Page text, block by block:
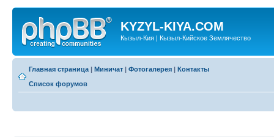
KYZYL-KIYA.COM
Кызыл-Кия | Кызыл-Кийское Землячество
Главная страница | Миничат | Фотогалерея | Контакты
Список форумов